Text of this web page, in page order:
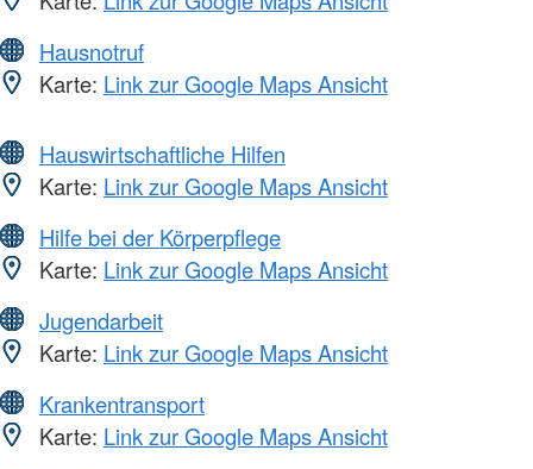
Hausnotruf
Karte: Link zur Google Maps Ansicht
Hauswirtschaftliche Hilfen
Karte: Link zur Google Maps Ansicht
Hilfe bei der Körperpflege
Karte: Link zur Google Maps Ansicht
Jugendarbeit
Karte: Link zur Google Maps Ansicht
Krankentransport
Karte: Link zur Google Maps Ansicht